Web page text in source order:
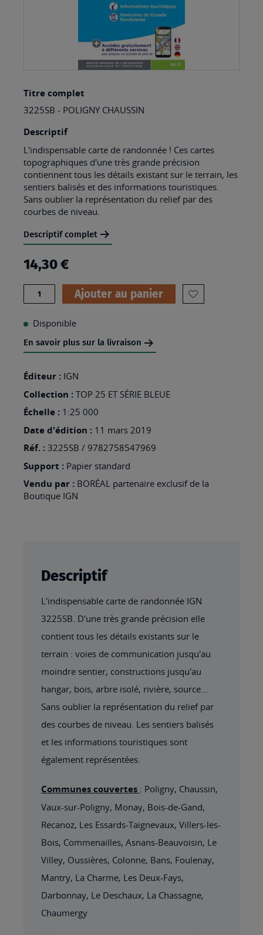
to
the
beginning
of
the
images
gallery
Titre complet
3225SB - POLIGNY CHAUSSIN
Descriptif
L'indispensable carte de randonnée ! Ces cartes
topographiques d'une très grande précision
contiennent tous les détails existant sur le terrain, les
sentiers balisés et des informations touristiques.
Sans oublier la représentation du relief par des
courbes de niveau.
Descriptif complet
14,30 €
Quantité Ajouter au panier
AJOUTER
Disponible
En savoir plus sur la livraison
Éditeur : IGN
Collection : TOP 25 ET SÉRIE BLEUE
Échelle : 1:25 000
Date d'édition : 11 mars 2019
Réf. : 3225SB / 9782758547969
Support : Papier standard
Vendu par : BORÉAL partenaire exclusif de la
Boutique IGN
Descriptif
L'indispensable carte de randonnée IGN
3225SB. D'une très grande précision elle
contient tous les détails existants sur le
terrain : voies de communication jusqu'au
moindre sentier, constructions jusqu'au
hangar, bois, arbre isolé, rivière, source...
Sans oublier la représentation du relief par
des courbes de niveau. Les sentiers balisés
et les informations touristiques sont
également représentées.
Communes couvertes : Poligny, Chaussin,
Vaux-sur-Poligny, Monay, Bois-de-Gand,
Recanoz, Les Essards-Taignevaux, Villers-les-
Bois, Commenailles, Asnans-Beauvoisin, Le
Villey, Oussières, Colonne, Bans, Foulenay,
Mantry, La Charme, Les Deux-Fays,
Darbonnay, Le Deschaux, La Chassagne,
Chaumergy